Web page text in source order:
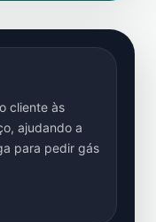
cliente às
ajudando a
para pedir gás